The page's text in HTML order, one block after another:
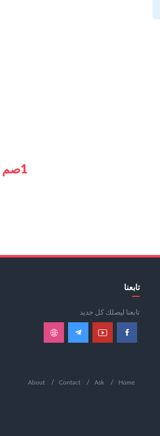
1صم 18: 2
تابعنا
تابعنا ليصلك كل جديد
Home
Ask
Contact
About